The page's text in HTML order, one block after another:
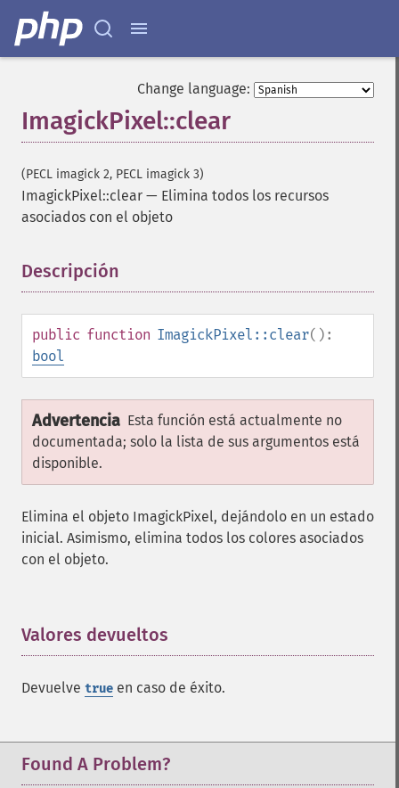
Change language:
ImagickPixel::clear
(PECL imagick 2, PECL imagick 3)
ImagickPixel::clear — Elimina todos los recursos
asociados con el objeto
Descripción
public function ImagickPixel::clear():
bool
Advertencia Esta función está actualmente no
documentada; solo la lista de sus argumentos está
disponible.
Elimina el objeto ImagickPixel, dejándolo en un estado
inicial. Asimismo, elimina todos los colores asociados
con el objeto.
Valores devueltos
Devuelve true en caso de éxito.
Found A Problem?